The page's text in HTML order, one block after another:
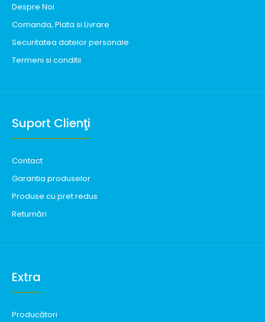
Despre Noi
Comanda, Plata si Livrare
Securitatea datelor personale
Termeni si conditii
Suport Clienţi
Contact
Garantia produselor
Produse cu pret redus
Returnări
Extra
Producători